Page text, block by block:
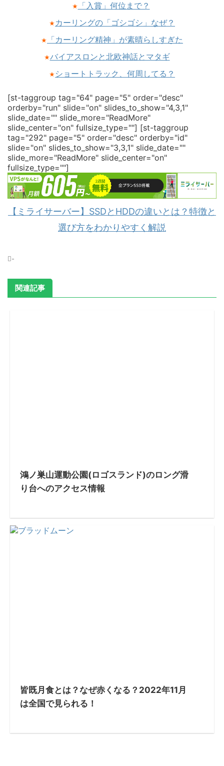
★ 「入賞」何位まで？
★ カーリングの「ゴシゴシ」なぜ？
★ 「カーリング精神」が素晴らしすぎた
★バイアスロンと北欧神話とマタギ
★ ショートトラック、何周してる？
[st-taggroup tag="64" page="5" order="desc"
orderby="run" slide="on" slides_to_show="4,3,1"
slide_date="" slide_more="ReadMore"
slide_center="on" fullsize_type=""] [st-taggroup
tag="292" page="5" order="desc" orderby="id"
slide="on" slides_to_show="3,3,1" slide_date=""
slide_more="ReadMore" slide_center="on"
fullsize_type=""]
【ミライサーバー】SSDとHDDの違いとは？特徴と
選び方をわかりやすく解説
-
関連記事
鴻ノ巣山運動公園(ロゴスランド)のロング滑
り台へのアクセス情報
皆既月食とは？なぜ赤くなる？2022年11月
は全国で見られる！